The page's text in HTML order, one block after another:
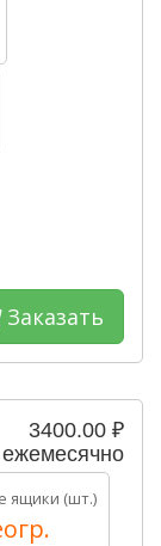
Заказать
3400.00 ₽
ежемесячно
ящики (шт.)